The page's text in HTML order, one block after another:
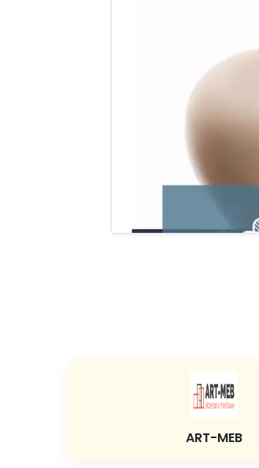
ART-MEB